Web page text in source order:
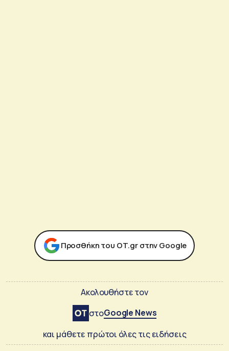
Προσθήκη του ΟΤ.gr στην Google
Ακολουθήστε τον
στοGoogle News
και μάθετε πρώτοι όλες τις ειδήσεις